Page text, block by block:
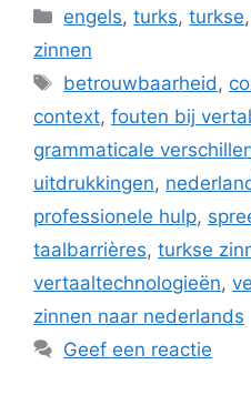
Categorieën
engels,turks,turkse
zinnen
Tags
betrouwbaarheid,
context, fouten bij
grammaticale
uitdrukkingen,
professionele hulp,
taalbarrières, turkse
vertaaltechnologieën,
zinnen naar nederlands
Geef een reactie